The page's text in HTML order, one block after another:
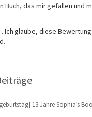
Buch, das mir gefallen und
Ich glaube, diese
13 Jahre Sophia’s